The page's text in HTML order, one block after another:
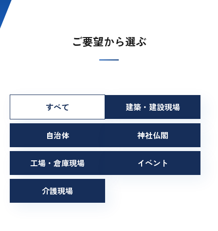
ご要望から選ぶ
すべて
すべて 建築・建設現場
自治体 神社仏閣
工場・倉庫現場 イベント
介護現場